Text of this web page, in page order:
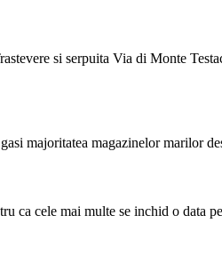
si serpuita Via di Monte
majoritatea magazinelor marilor
ca cele mai multe se inchid o data